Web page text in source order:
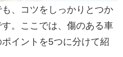
、コツをしっかりとつか
。ここでは、傷のある車
イントを5つに分けて紹